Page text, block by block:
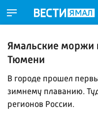
Ямальские моржи
Тюмени
В городе прошел
зимнему плаванию.
регионов России.